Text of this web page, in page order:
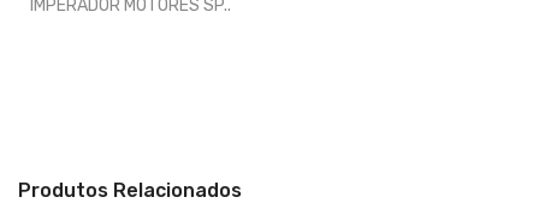
IMPERADOR MOTORES SP..
Produtos Relacionados